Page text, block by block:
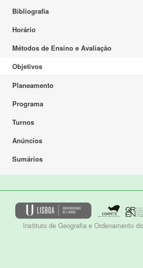
Bibliografia
Horário
Métodos de Ensino e Avaliação
Objetivos
Planeamento
Programa
Turnos
Anúncios
Sumários
Instituto de Geografia e Ordenamento